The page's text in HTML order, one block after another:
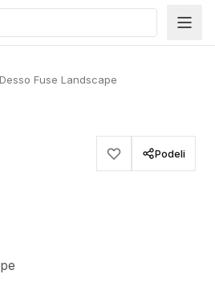
Desso Fuse Landscape
Podeli